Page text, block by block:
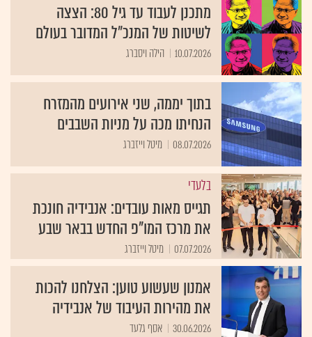
מתכנן לעבוד עד גיל 80: הצצה
לשיטות של המנכ״ל המדובר בעולם
10.07.2026 הילה ויסברג
בתוך יממה, שני אירועים מהמזרח
הנחיתו מכה על מניות השבבים
08.07.2026 מיטל וייזברג
בלעדי
תגייס מאות עובדים: אנבידיה חונכת
את מרכז המו"פ החדש בבאר שבע
07.07.2026 מיטל וייזברג
אמנון שעשוע טוען: הצלחנו להכות
את מהירות העיבוד של אנבידיה
30.06.2026 אסף גלעד